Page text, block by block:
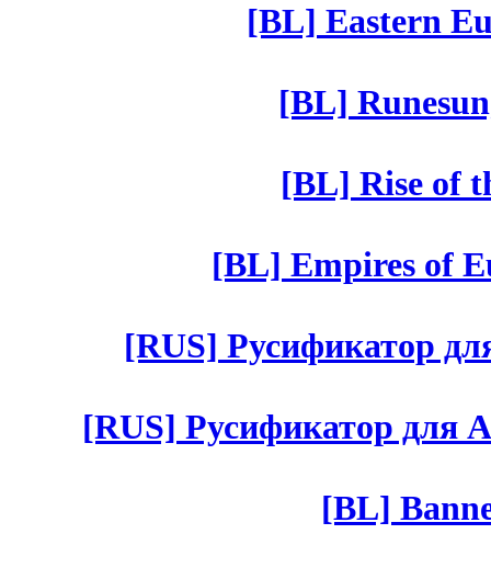
[BL] Eastern
[BL]
[BL] Rise of
[BL] Empires of
[RUS] Русификатор
[RUS] Русификатор для
[BL]